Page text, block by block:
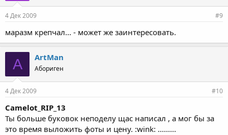
4 Дек 2009 #9
маразм крепчал... - может же заинтересовать.
A ArtMan
Абориген
4 Дек 2009 #10
Camelot_RIP_13
Ты больше буковок неподелу щас написал , а мог бы за
это время выложить фоты и цену. :wink: .........